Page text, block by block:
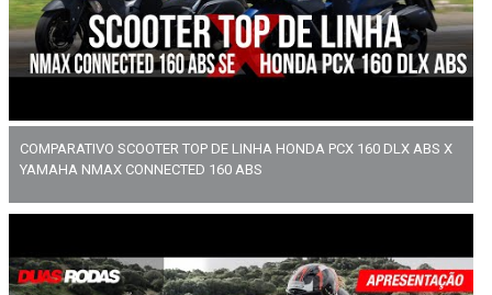
COMPARATIVO SCOOTER TOP DE LINHA HONDA PCX 160 DLX ABS X
YAMAHA NMAX CONNECTED 160 ABS